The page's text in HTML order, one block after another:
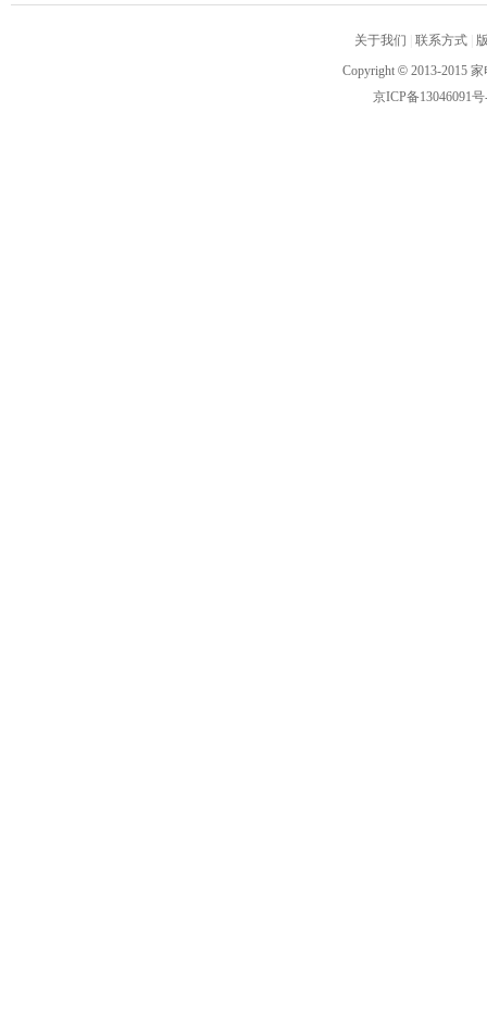
关于我们 联系方式
Copyright © 2013-2015
京ICP备13046091号